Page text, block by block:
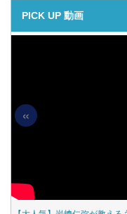
PICK UP 動画
«